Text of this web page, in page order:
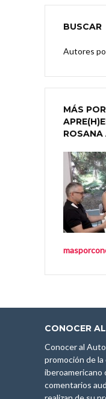
BUSCAR
Autores
MÁS
ROSANA
CONOCER
Conocer al
promoción de
iberoamericano
comentarios